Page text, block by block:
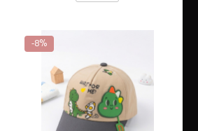
-8%